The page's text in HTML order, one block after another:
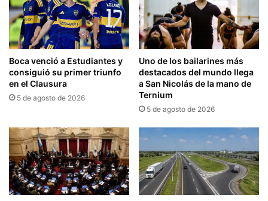
Boca venció a Estudiantes y
consiguió su primer triunfo
en el Clausura
5 de agosto de 2026
Uno de los bailarines más
destacados del mundo llega
a San Nicolás de la mano de
Ternium
5 de agosto de 2026